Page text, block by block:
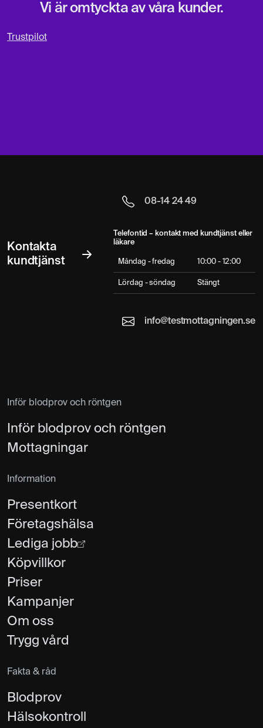
Vi är omtyckta av våra kunder.
Trustpilot
Kontakta
kundtjänst
08-14 24 49
Telefontid – kontakt med kundtjänst eller
läkare
Måndag - fredag 10:00 - 12:00
Lördag - söndag Stängt
info@testmottagningen.se
Inför blodprov och röntgen
Inför blodprov och röntgen
Mottagningar
Information
Presentkort
Företagshälsa
Lediga jobb
Köpvillkor
Priser
Kampanjer
Om oss
Trygg vård
Fakta & råd
Blodprov
Hälsokontroll